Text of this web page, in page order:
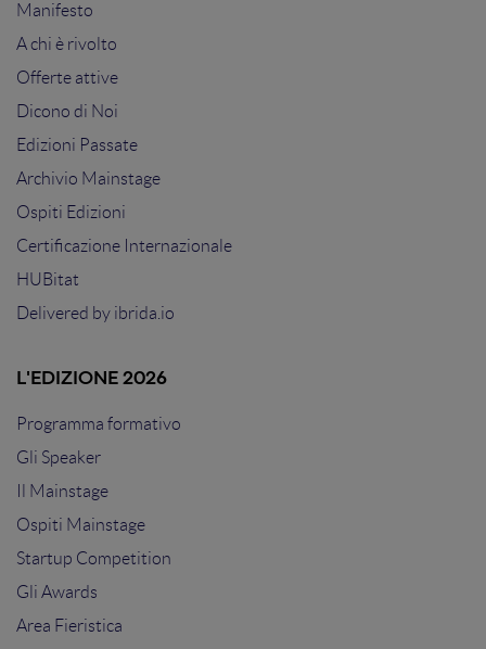
Manifesto
A chi è rivolto
Offerte attive
Dicono di Noi
Edizioni Passate
Archivio Mainstage
Ospiti Edizioni
Certificazione Internazionale
HUBitat
Delivered by ibrida.io
L'EDIZIONE 2026
Programma formativo
Gli Speaker
Il Mainstage
Ospiti Mainstage
Startup Competition
Gli Awards
Area Fieristica